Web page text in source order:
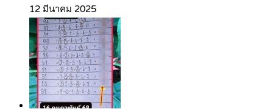
12 มีนาคม 2025